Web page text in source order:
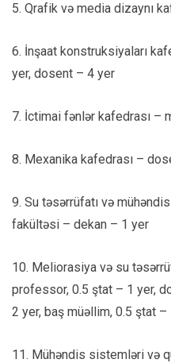
5. Qrafik və media dizaynı
6. İnşaat konstruksiyaları
yer, dosent – 4 yer
7. İctimai fənlər kafedrası –
8. Mexanika kafedrası –
9. Su təsərrüfatı və
fakültəsi – dekan – 1 yer
10. Meliorasiya və su
professor, 0.5 ştat – 1 yer,
2 yer, baş müəllim, 0.5 ştat
11. Mühəndis sistemləri və